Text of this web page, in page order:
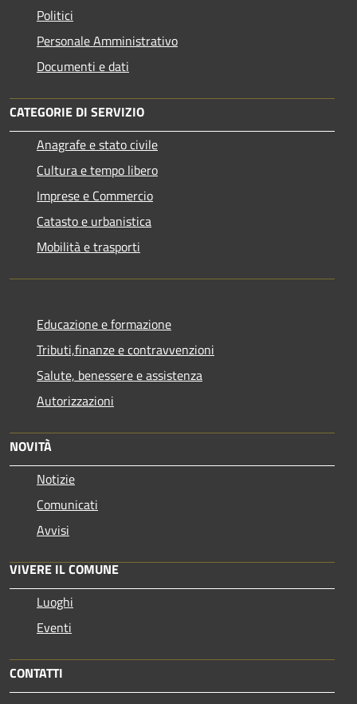
Politici
Personale Amministrativo
Documenti e dati
CATEGORIE DI SERVIZIO
Anagrafe e stato civile
Cultura e tempo libero
Imprese e Commercio
Catasto e urbanistica
Mobilità e trasporti
Educazione e formazione
Tributi,finanze e contravvenzioni
Salute, benessere e assistenza
Autorizzazioni
NOVITÀ
Notizie
Comunicati
Avvisi
VIVERE IL COMUNE
Luoghi
Eventi
CONTATTI